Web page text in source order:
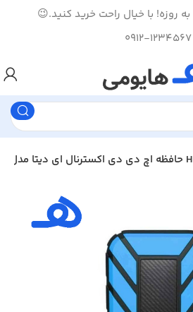
روزه! با خیال راحت خرید کنید.😉
0912-1234567